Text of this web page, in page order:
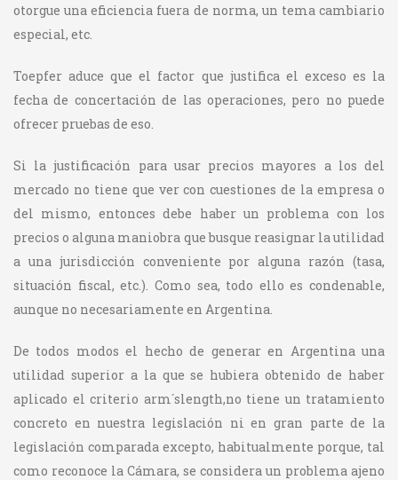
otorgue una eficiencia fuera de norma, un tema cambiario
especial, etc.
Toepfer aduce que el factor que justifica el exceso es la
fecha de concertación de las operaciones, pero no puede
ofrecer pruebas de eso.
Si la justificación para usar precios mayores a los del
mercado no tiene que ver con cuestiones de la empresa o
del mismo, entonces debe haber un problema con los
precios o alguna maniobra que busque reasignar la utilidad
a una jurisdicción conveniente por alguna razón (tasa,
situación fiscal, etc.). Como sea, todo ello es condenable,
aunque no necesariamente en Argentina.
De todos modos el hecho de generar en Argentina una
utilidad superior a la que se hubiera obtenido de haber
aplicado el criterio arm´slength,no tiene un tratamiento
concreto en nuestra legislación ni en gran parte de la
legislación comparada excepto, habitualmente porque, tal
como reconoce la Cámara, se considera un problema ajeno